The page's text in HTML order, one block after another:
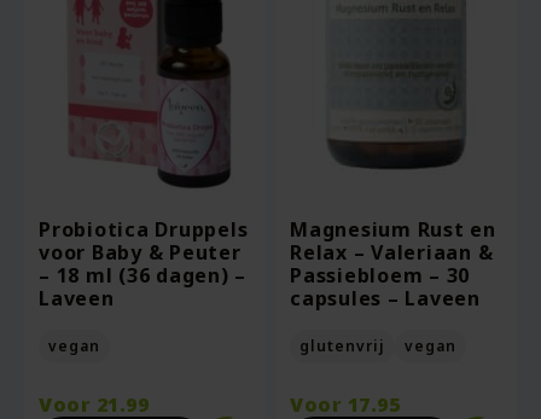
Probiotica Druppels
voor Baby & Peuter
– 18 ml (36 dagen) –
Laveen
vegan
Voor 21.99
Magnesium Rust en
Relax – Valeriaan &
Passiebloem – 30
capsules – Laveen
glutenvrij vegan
Voor 17.95